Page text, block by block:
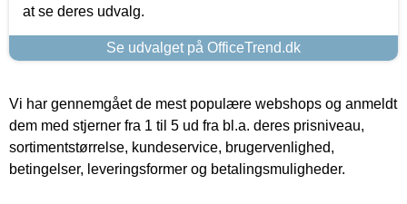
at se deres udvalg.
Se udvalget på OfficeTrend.dk
Vi har gennemgået de mest populære webshops og anmeldt
dem med stjerner fra 1 til 5 ud fra bl.a. deres prisniveau,
sortimentstørrelse, kundeservice, brugervenlighed,
betingelser, leveringsformer og betalingsmuligheder.